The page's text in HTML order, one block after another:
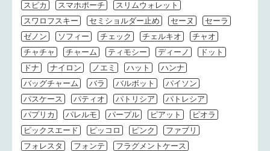
スピカ
スマホポーチ
スリムウォレット
スワロフスキー
セミショルダー止め セーヌ
セーラ
ゼノン
ソフィー チェック チェルキオ
チャオ
チャチャ
チャーム ティモシー ディーノ
ドット
ドナ
ナイロン ノエミ ハット
ハンナ
バッグチャーム
バラ バルボット
パイソン
パスケース
パティオ パトリシア
パトレシア
パプリカ
パレルモ パープル ピアット
ピオラ
ピックスエード
ピッコロ ピンク
ファブリ
フォレスタ
フォンテ
フラグメントケース